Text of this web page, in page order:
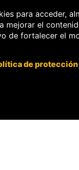
para acceder,
mejorar el
de fortalecer el
de